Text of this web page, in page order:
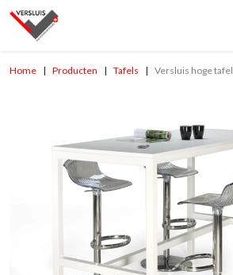
Home Producten Tafels Versluis hoge tafel